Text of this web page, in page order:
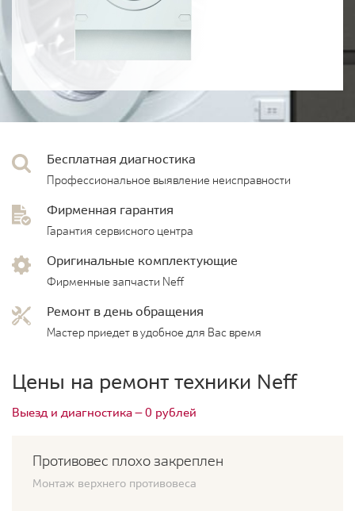
Бесплатная диагностика
Профессиональное выявление неисправности
Фирменная гарантия
Гарантия сервисного центра
Оригинальные комплектующие
Фирменные запчасти Neff
Ремонт в день обращения
Мастер приедет в удобное для Вас время
Цены на ремонт техники Neff
Выезд и диагностика — 0 рублей
Противовес плохо закреплен
Монтаж верхнего противовеса